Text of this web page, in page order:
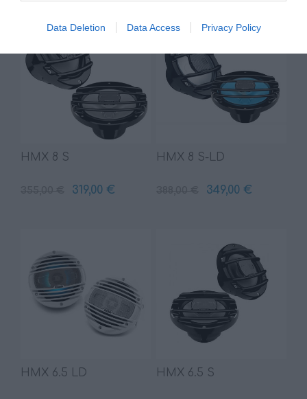
Data Deletion Data Access Privacy Policy
HMX 8 S
319,00 €
HMX 8 S-LD
349,00 €
HMX 6.5 LD HMX 6.5 S